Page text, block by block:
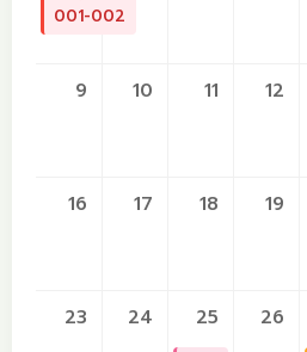
001-002
9 10 11 12
16 17 18 19
23 24 25 26